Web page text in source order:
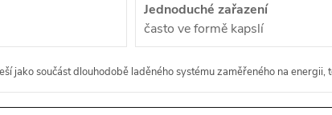
Jednoduché zařazení
často ve formě kapslí
jako součást dlouhodobě laděného systému zaměřeného na